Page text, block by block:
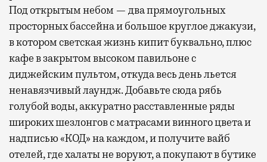
Под открытым небом — два прямоугольных
просторных бассейна и большое круглое джакузи,
в котором светская жизнь кипит буквально, плюс
кафе в закрытом высоком павильоне с
диджейским пультом, откуда весь день льется
ненавязчивый лаундж. Добавьте сюда рябь
голубой воды, аккуратно расставленные ряды
широких шезлонгов с матрасами винного цвета и
надписью «КОД» на каждом, и получите вайб
отелей, где халаты не воруют, а покупают в бутике